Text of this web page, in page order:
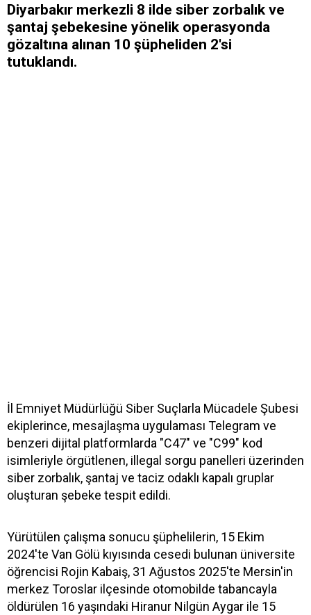
Diyarbakır merkezli 8 ilde siber zorbalık ve
şantaj şebekesine yönelik operasyonda
gözaltına alınan 10 şüpheliden 2'si
tutuklandı.
İl Emniyet Müdürlüğü Siber Suçlarla Mücadele Şubesi
ekiplerince, mesajlaşma uygulaması Telegram ve
benzeri dijital platformlarda "C47" ve "C99" kod
isimleriyle örgütlenen, illegal sorgu panelleri üzerinden
siber zorbalık, şantaj ve taciz odaklı kapalı gruplar
oluşturan şebeke tespit edildi.
Yürütülen çalışma sonucu şüphelilerin, 15 Ekim
2024'te Van Gölü kıyısında cesedi bulunan üniversite
öğrencisi Rojin Kabaiş, 31 Ağustos 2025'te Mersin'in
merkez Toroslar ilçesinde otomobilde tabancayla
öldürülen 16 yaşındaki Hiranur Nilgün Aygar ile 15